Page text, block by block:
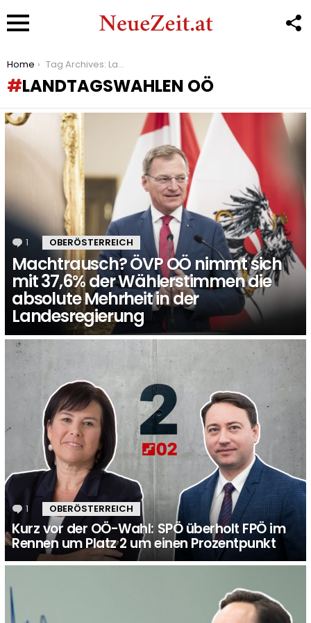
You are here:
Home Tag Archives: Landtagswahlen OÖ
LANDTAGSWAHLEN OÖ
LATEST
STORIES
1 Kommentar
OBERÖSTERREICH
Machtrausch? ÖVP OÖ nimmt sich
mit 37,6% der Wählerstimmen die
absolute Mehrheit in der
Landesregierung
1 Kommentar
OBERÖSTERREICH
Kurz vor der OÖ-Wahl: SPÖ überholt FPÖ im
Rennen um Platz 2 um einen Prozentpunkt